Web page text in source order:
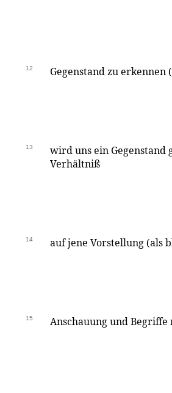
12 Gegenstand zu
13
wird uns ein
Verhältniß
14 auf jene Vorstellung (als
15 Anschauung und